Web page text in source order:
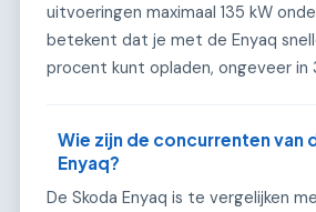
uitvoeringen maximaal 135 kW
betekent dat je met de Enyaq
procent kunt opladen, ongeveer
Wie zijn de concurrenten van
Enyaq?
De Skoda Enyaq is te vergelijken